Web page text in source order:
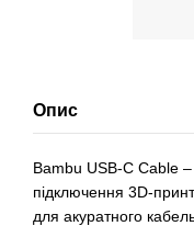
Опис
Bambu USB‑C Cable
підключення
для акуратного